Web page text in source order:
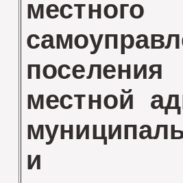
местного
местной
и